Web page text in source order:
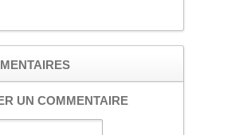
UN COMMENTAIRE